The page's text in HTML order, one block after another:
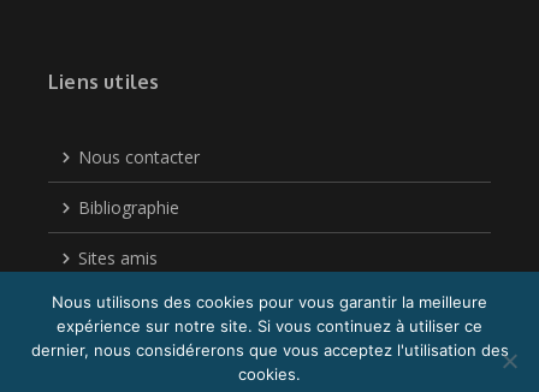
Liens utiles
Nous contacter
Bibliographie
Sites amis
Politique de confidentialité
Nous utilisons des cookies pour vous garantir la meilleure
expérience sur notre site. Si vous continuez à utiliser ce
dernier, nous considérerons que vous acceptez l'utilisation des
cookies.